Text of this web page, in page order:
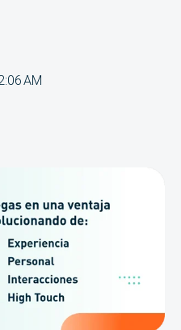
AM